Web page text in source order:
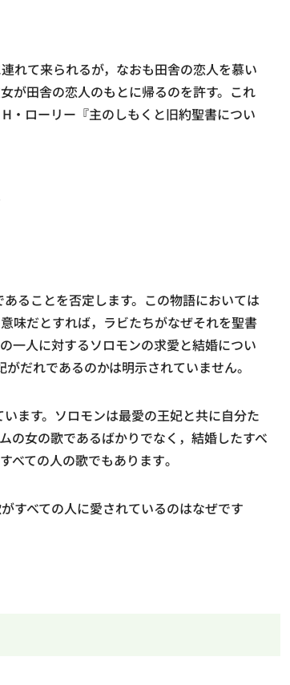
れて来られるが，なおも田舎の恋人を慕い
が田舎の恋人のもとに帰るのを許す。これ
・ローリー『主のしもくと旧約聖書につい
ることを否定します。この物語においては
味だとすれば，ラビたちがなぜそれを聖書
一人に対するソロモンの求愛と結婚につい
だれであるのかは明示されていません。
ます。ソロモンは最愛の王妃と共に自分た
の女の歌であるばかりでなく，結婚したすべ
べての人の歌でもあります｡
すべての人に愛されているのはなぜです